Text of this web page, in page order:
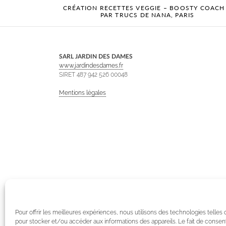
Pour offrir les meilleures expériences, nous utilisons des technologies telles
pour stocker et/ou accéder aux informations des appareils. Le fait de
CRÉATION RECETTES VEGGIE – BOOSTY COACH
PAR TRUCS DE NANA, PARIS
SARL JARDIN DES DAMES
www.jardindesdames.fr
SIRET 487 942 526 00048
Mentions légales